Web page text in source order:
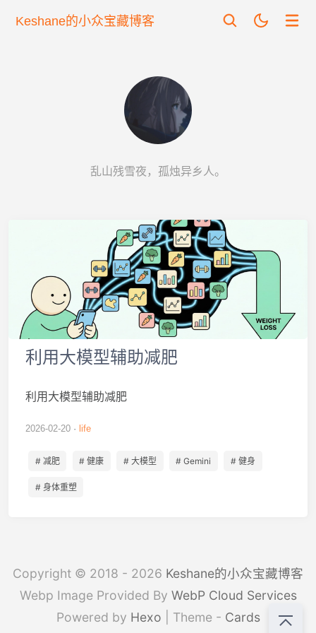
Keshane的小众宝藏博客
乱山残雪夜，孤烛异乡人。
利用大模型辅助减肥
利用大模型辅助减肥
2026-02-20 life
# 减肥 # 健康 # 大模型 # Gemini # 健身
# 身体重塑
Copyright © 2018 - 2026 Keshane的小众宝藏博客
Webp Image Provided By WebP Cloud Services
Powered by Hexo | Theme - Cards